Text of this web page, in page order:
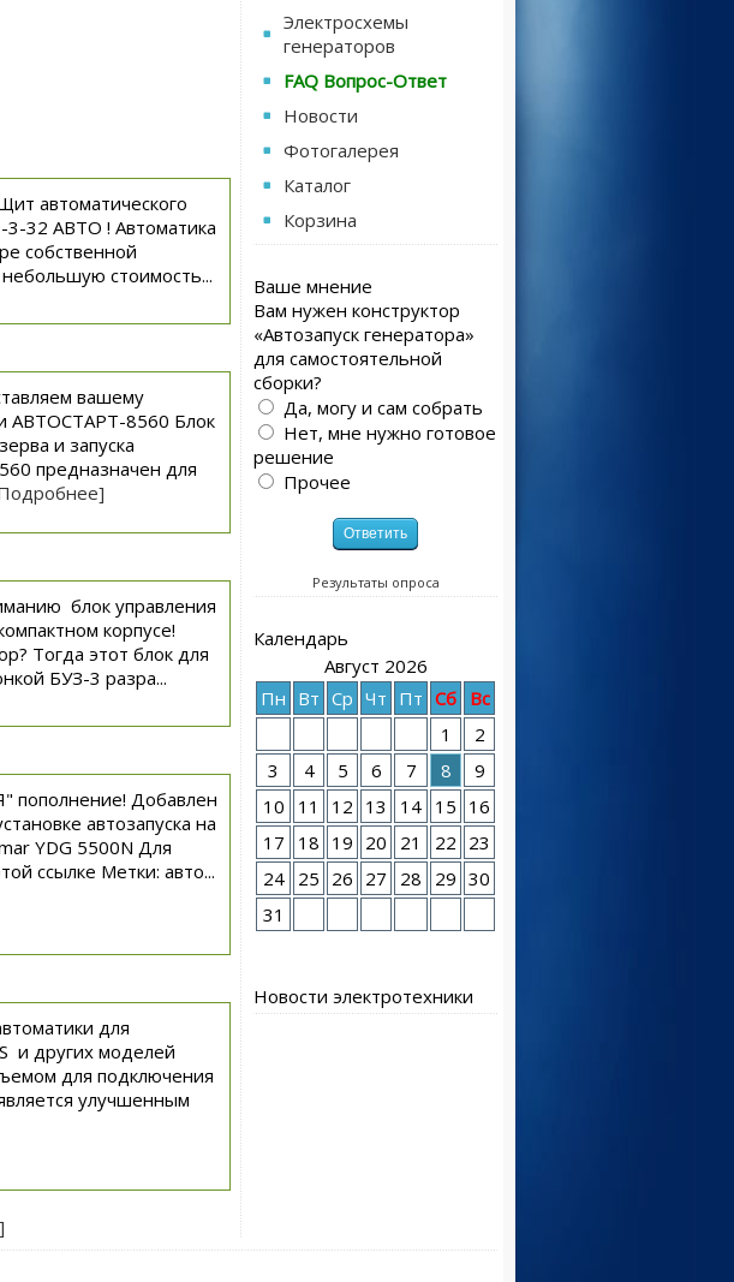
автоматического
32 АВТО ! Автоматика
собственной
стоимость...
вашему
АВТОСТАРТ-8560 Блок
и запуска
предназначен для
блок управления
корпусе!
Тогда этот блок для
БУЗ-3 разра...
Добавлен
автозапуска на
YDG 5500N Для
ссылке Метки: авто...
для
и других моделей
для подключения
улучшенным
Электросхемы
генераторов
FAQ Вопрос-Ответ
Новости
Фотогалерея
Каталог
Корзина
Ваше мнение
Вам нужен конструктор
«Автозапуск генератора»
для самостоятельной
сборки?
Да, могу и сам собрать
Нет, мне нужно готовое
решение
Прочее
Результаты опроса
Календарь
Август 2026
Пн Вт Ср Чт Пт Сб Вс
1
2
3
4 5 6 7 8
9
10
11 12 13 14 15 16
17
18 19 20 21 22 23
24
25 26 27 28 29 30
31
Новости электротехники